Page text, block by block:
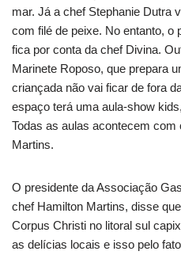
mar. Já a chef Stephanie Dutra
com filé de peixe. No entanto, o
fica por conta da chef Divina.
Marinete Roposo, que prepara
criançada não vai ficar de fora
espaço terá uma aula-show
Todas as aulas acontecem
Martins.
O presidente da Associação
chef Hamilton Martins, disse
Corpus Christi no litoral sul
as delícias locais e isso pelo